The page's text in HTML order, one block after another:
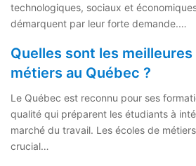
technologiques, sociaux et
démarquent par leur forte demande.…
Quelles sont les
métiers au Québec ?
Le Québec est reconnu pour ses
qualité qui préparent les étudiants à
marché du travail. Les écoles de
crucial…